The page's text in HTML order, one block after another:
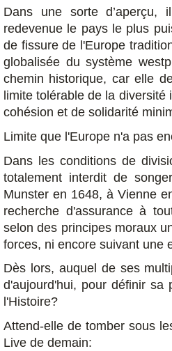
Dans une sorte d’aperçu,
redevenue le pays le plus
de fissure de l'Europe
globalisée du système
chemin historique, car elle
limite tolérable de la
cohésion et de solidarité
Limite que l'Europe n'a pas
Dans les conditions de
totalement interdit de
Munster en 1648, à Vienne
recherche d'assurance à
selon des principes moraux
forces, ni encore suivant une
Dès lors, auquel de ses
d'aujourd'hui, pour définir sa
l'Histoire?
Attend-elle de tomber sous
Live de demain: